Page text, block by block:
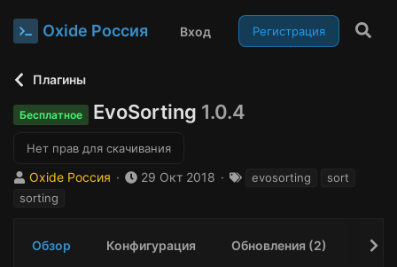
Oxide Россия Вход Регистрация
Плагины
Бесплатное EvoSorting 1.0.4
Нет прав для скачивания
А
в
р
Oxide Россия
Д
с
29 Окт 2018
Тevosorting
sort
sorting
Обзор Конфигурация Обновления (2)